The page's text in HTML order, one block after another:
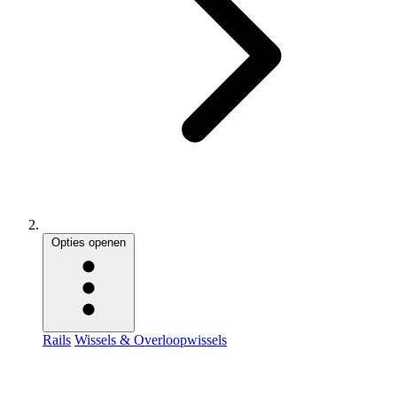
Opties openen
Rails Wissels & Overloopwissels